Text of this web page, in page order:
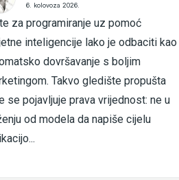
6. kolovoza 2026.
za programiranje uz pomoć
inteligencije lako je odbaciti kao
dovršavanje s boljim
Takvo gledište propušta
se pojavljuje prava vrijednost: ne u
od modela da napiše cijelu